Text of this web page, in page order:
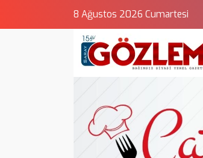
8 Ağustos 2026 Cumartesi